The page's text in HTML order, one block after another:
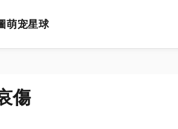
萌宠星球
傷